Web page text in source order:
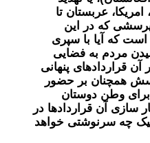
عربستان تا
که در این
که آیا با سپری
مردم به فضایی
آن قراردادهای پنهانی
همچنان بر حضور
وطن دوستان
سازی آن قرار‌دادها در
چه سرنوشتی خواهد